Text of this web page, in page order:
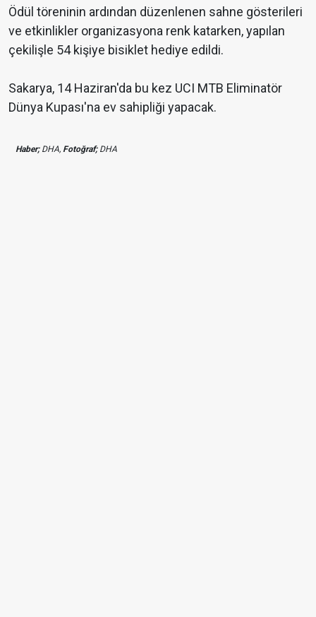
Ödül töreninin ardından düzenlenen sahne gösterileri
ve etkinlikler organizasyona renk katarken, yapılan
çekilişle 54 kişiye bisiklet hediye edildi.
Sakarya, 14 Haziran'da bu kez UCI MTB Eliminatör
Dünya Kupası'na ev sahipliği yapacak.
Haber;DHA, Fotoğraf;DHA